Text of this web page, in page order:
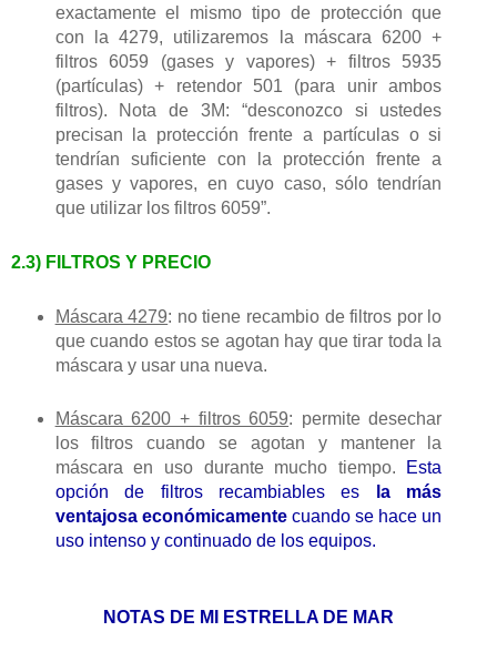
exactamente el mismo tipo de protección que
con la 4279, utilizaremos la máscara 6200 +
filtros 6059 (gases y vapores) + filtros 5935
(partículas) + retendor 501 (para unir ambos
filtros). Nota de 3M: “desconozco si ustedes
precisan la protección frente a partículas o si
tendrían suficiente con la protección frente a
gases y vapores, en cuyo caso, sólo tendrían
que utilizar los filtros 6059”.
2.3) FILTROS Y PRECIO
Máscara 4279: no tiene recambio de filtros por lo
que cuando estos se agotan hay que tirar toda la
máscara y usar una nueva.
Máscara 6200 + filtros 6059: permite desechar
los filtros cuando se agotan y mantener la
máscara en uso durante mucho tiempo. Esta
opción de filtros recambiables es
la más
ventajosa económicamentecuando se hace un
uso intenso y continuado de los equipos.
NOTAS DE MI ESTRELLA DE MAR